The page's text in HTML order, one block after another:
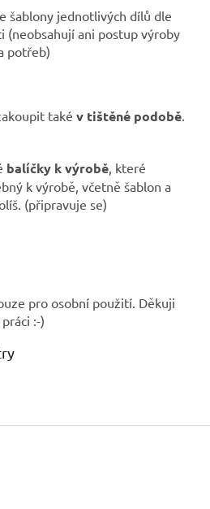
šablony jednotlivých dílů dle
(neobsahují ani postup výroby
potřeb)
také v tištěné podobě
balíčky k výrobě , které
k výrobě, včetně šablon a
(připravuje se)
pro osobní použití. Děkuji
:-)